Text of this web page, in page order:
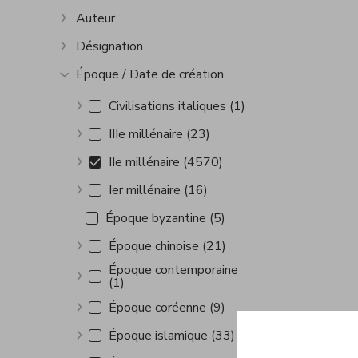
Show more
Auteur
Show more
Désignation
Show more
Époque / Date de création
Show more
Civilisations italiques (1)
Show moreIIIe millénaire (23)
Show moreIIe millénaire (4570)
Show moreIer millénaire (16)
Époque byzantine (5)
Show moreÉpoque chinoise (21)
Show more
Époque contemporaine
(1)
Show moreÉpoque coréenne (9)
Show moreÉpoque islamique (33)